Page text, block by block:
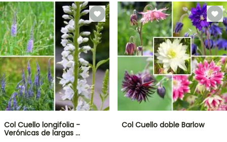
Col Cuello longifolia -
Verónicas de largas …
Col Cuello doble Barlow